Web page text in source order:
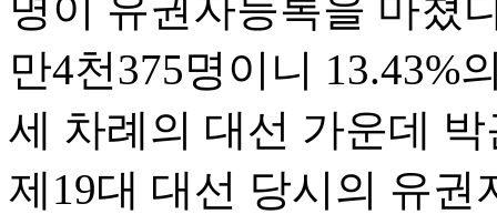
만4천375명이니 13.43%
세 차례의 대선 가운데
제19대 대선 당시의 유권